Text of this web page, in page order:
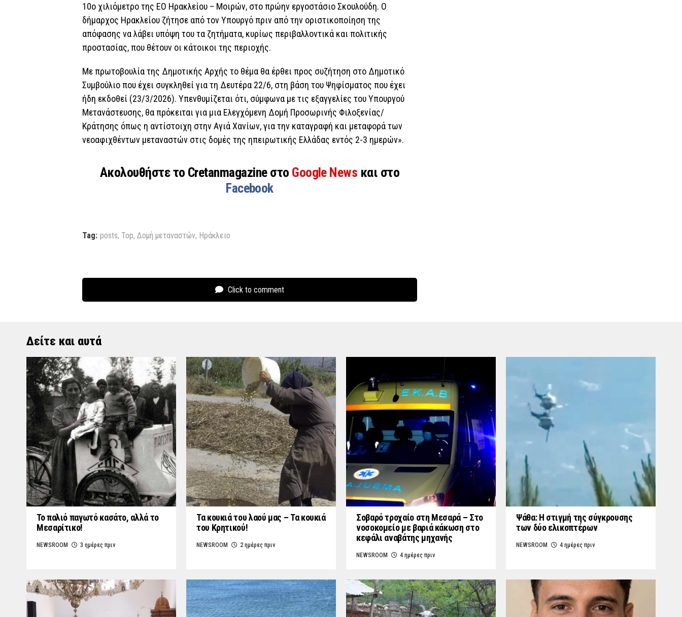
10ο χιλιόμετρο της ΕΟ Ηρακλείου – Μοιρών, στο πρώην εργοστάσιο Σκουλούδη. Ο
δήμαρχος Ηρακλείου ζήτησε από τον Υπουργό πριν από την οριστικοποίηση της
απόφασης να λάβει υπόψη του τα ζητήματα, κυρίως περιβαλλοντικά και πολιτικής
προστασίας, που θέτουν οι κάτοικοι της περιοχής.
Με πρωτοβουλία της Δημοτικής Αρχής το θέμα θα έρθει προς συζήτηση στο Δημοτικό
Συμβούλιο που έχει συγκληθεί για τη Δευτέρα 22/6, στη βάση του Ψηφίσματος που έχει
ήδη εκδοθεί (23/3/2026). Υπενθυμίζεται ότι, σύμφωνα με τις εξαγγελίες του Υπουργού
Μετανάστευσης, θα πρόκειται για μια Ελεγχόμενη Δομή Προσωρινής Φιλοξενίας/
Κράτησης όπως η αντίστοιχη στην Αγιά Χανίων, για την καταγραφή και μεταφορά των
νεοαφιχθέντων μεταναστών στις δομές της ηπειρωτικής Ελλάδας εντός 2-3 ημερών».
Ακολουθήστε το Cretanmagazine στο Google News και στο
Facebook
Tag: posts, Top, Δομή μεταναστών, Ηράκλειο
Click to comment
Δείτε και αυτά
Το παλιό παγωτό κασάτο, αλλά το
Μεσαρίτικο!
NEWSROOM 3 ημέρες πριν
Τα κουκιά του λαού μας – Τα κουκιά
του Κρητικού!
NEWSROOM 2 ημέρες πριν
Σοβαρό τροχαίο στη Μεσαρά – Στο
νοσοκομείο με βαριά κάκωση στο
κεφάλι αναβάτης μηχανής
NEWSROOM 4 ημέρες πριν
Ψάθα: Η στιγμή της σύγκρουσης
των δύο ελικοπτέρων
NEWSROOM 4 ημέρες πριν